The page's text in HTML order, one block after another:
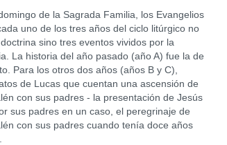
de la Sagrada Familia, los Evangelios
uno de los tres años del ciclo litúrgico no
sino tres eventos vividos por la
La historia del año pasado (año A) fue la de
Para los otros dos años (años B y C),
de Lucas que cuentan una ascensión de
con sus padres - la presentación de Jesús
sus padres en un caso, el peregrinaje de
con sus padres cuando tenía doce años